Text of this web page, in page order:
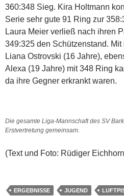
360:348 Sieg. Kira Holtmann
Serie sehr gute 91 Ring zur
Laura Meier verließ nach ihren
349:325 den Schützenstand.
Liana Ostrovski (16 Jahre),
Alexa (19 Jahre) mit 348 Ring
da ihre Gegner erkrankt waren.
Die gesamte Liga-Mannschaft des SV
Erstvertretung gemeinsam.
(Text und Foto: Rüdiger
ERGEBNISSE JUGEND